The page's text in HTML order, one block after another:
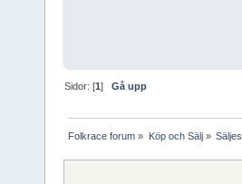
Sidor: [1]Gå upp
Folkrace forum » Köp och Sälj» Säljes